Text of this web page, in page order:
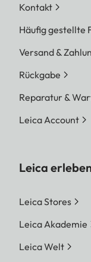
Kontakt
Häufig gestellte
Versand &
Rückgabe
Reparatur &
Leica Account
Leica
Leica Stores
Leica Akademie
Leica Welt